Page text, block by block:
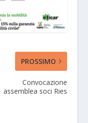
PROSSIMO
Convocazione
assemblea soci Ries